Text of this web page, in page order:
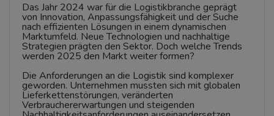
Das Jahr 2024 war für die Logistikbranche geprägt
von Innovation, Anpassungsfähigkeit und der Suche
nach effizienten Lösungen in einem dynamischen
Marktumfeld. Neue Technologien und nachhaltige
Strategien prägten den Sektor. Doch welche Trends
werden 2025 den Markt weiter formen?
Die Anforderungen an die Logistik sind komplexer
geworden. Unternehmen mussten sich mit globalen
Lieferkettenstörungen, veränderten
Verbrauchererwartungen und steigenden